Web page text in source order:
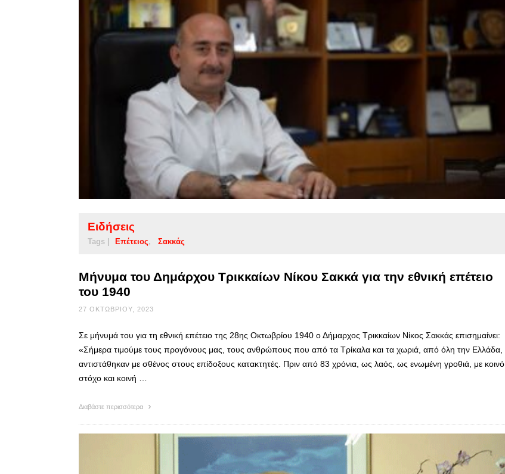
Ειδήσεις
Tags | Επέτειος Σακκάς
Μήνυμα του Δημάρχου Τρικκαίων Νίκου Σακκά για την εθνική επέτειο
του 1940
27 ΟΚΤΩΒΡΊΟΥ, 2023
Σε μήνυμά του για τη εθνική επέτειο της 28ης Οκτωβρίου 1940 ο Δήμαρχος Τρικκαίων Νίκος Σακκάς επισημαίνει:
«Σήμερα τιμούμε τους προγόνους μας, τους ανθρώπους που από τα Τρίκαλα και τα χωριά, από όλη την Ελλάδα,
αντιστάθηκαν με σθένος στους επίδοξους κατακτητές. Πριν από 83 χρόνια, ως λαός, ως ενωμένη γροθιά, με κοινό
στόχο και κοινή …
Διαβάστε περισσότερα